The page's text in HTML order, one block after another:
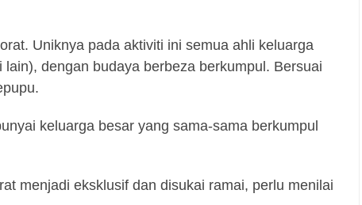
Uniknya pada aktiviti ini semua ahli keluarga
dengan budaya berbeza berkumpul. Bersuai
keluarga besar yang sama-sama berkumpul
menjadi eksklusif dan disukai ramai, perlu menilai